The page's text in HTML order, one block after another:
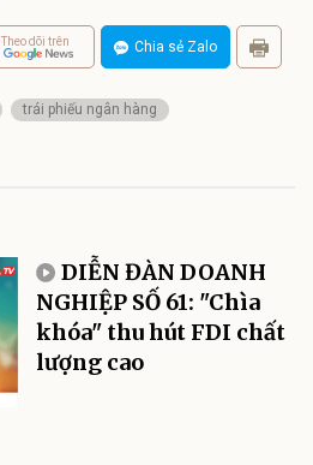
Theo dõi trên Chia sẻ Zalo
trái phiếu ngân hàng
DIỄN ĐÀN DOANH
NGHIỆP SỐ 61: "Chìa
khóa" thu hút FDI chất
lượng cao